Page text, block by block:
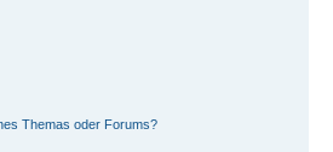
Themas oder Forums?